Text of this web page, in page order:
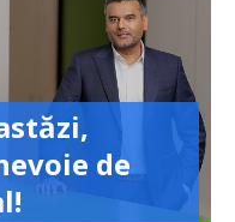
de